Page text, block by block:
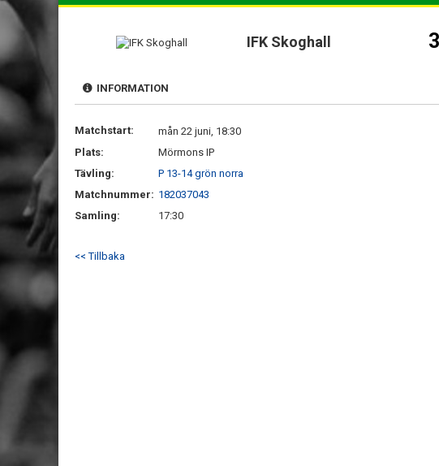
IFK Skoghall
INFORMATION
Matchstart:
mån 22 juni, 18:30
Plats:
Mörmons IP
Tävling:
P 13-14 grön norra
Matchnummer: 182037043
Samling:
17:30
<< Tillbaka